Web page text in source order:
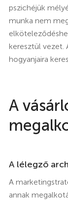
pszichéjük
munka nem
keresztül vezet.
hogyanjaira
A
A lélegző
A
annak